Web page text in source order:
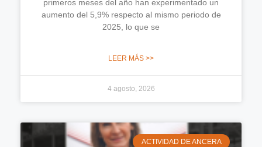
primeros meses del año han experimentado un
aumento del 5,9% respecto al mismo periodo de
2025, lo que se
LEER MÁS >>
4 agosto, 2026
ACTIVIDAD DE ANCERA